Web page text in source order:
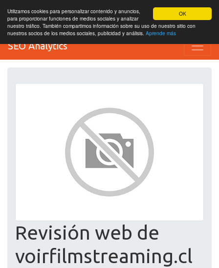
OK
Utilizamos cookies para personalizar contenido y anuncios,
para proporcionar funciones de medios sociales y analizar
nuestro tráfico. También compartimos información sobre su uso de nuestro sitio con
nuestros socios de los medios sociales, publicidad y análisis. Aprende más
SEO Analytics
Revisión web de
voirfilmstreaming.cl